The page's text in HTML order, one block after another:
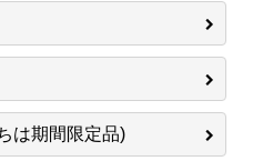
は期間限定品)